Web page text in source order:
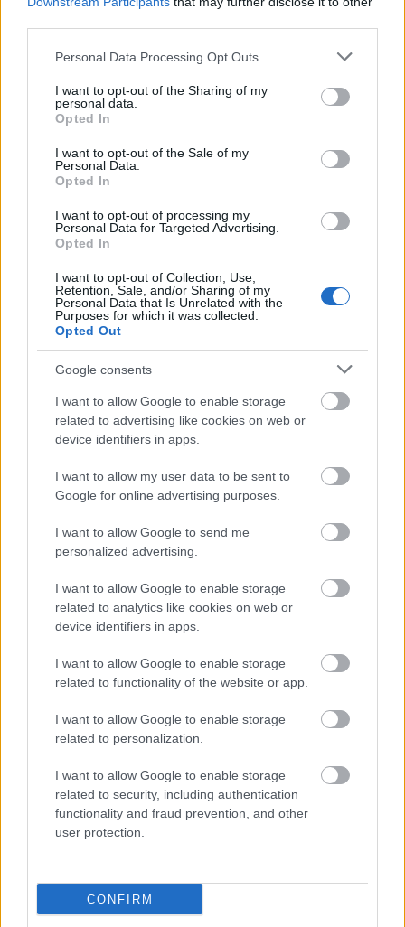
Please note that this website/app uses one or more Google
not limited to your visit or usage behaviour. You may click to
grant or deny consent to Google and its third-party tags to
use your data for below specified purposes in below Google
consent section.
Personal Data Processing Opt Outs
I want to opt-out of the Sharing of my
personal data.
Opted In
I want to opt-out of the Sale of my
Personal Data.
Opted In
I want to opt-out of processing my
Personal Data for Targeted Advertising.
Opted In
I want to opt-out of Collection, Use,
Retention, Sale, and/or Sharing of my
Personal Data that Is Unrelated with the
Purposes for which it was collected.
Opted Out
Google consents
I want to allow Google to enable storage
related to advertising like cookies on web or
device identifiers in apps.
I want to allow my user data to be sent to
Google for online advertising purposes.
I want to allow Google to send me
personalized advertising.
I want to allow Google to enable storage
related to analytics like cookies on web or
device identifiers in apps.
I want to allow Google to enable storage
related to functionality of the website or app.
I want to allow Google to enable storage
related to personalization.
I want to allow Google to enable storage
related to security, including authentication
functionality and fraud prevention, and other
user protection.
CONFIRM
Nagy igazolás - Sokszoros bajnok érkezik a
Fehérvárhoz
Miért kulcsfontosságú a korszerű légtechnika az
egészségügyi intézményekben?
HÍRLEVÉL
E-mail cím
szabályzatot!
FELIRATKOZÁS